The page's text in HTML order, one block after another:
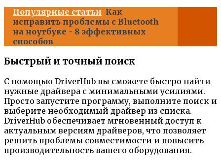
Популярные статьи Как
исправить проблемы с Bluetooth
на ноутбуке - 8 эффективных
способов
Быстрый и точный поиск
С помощью DriverHub вы сможете быстро найти
нужные драйвера с минимальными усилиями.
Просто запустите программу, выполните поиск и
выберите необходимый драйвер из списка.
DriverHub обеспечивает мгновенный доступ к
актуальным версиям драйверов, что позволяет
решить проблемы совместимости и повысить
производительность вашего оборудования.